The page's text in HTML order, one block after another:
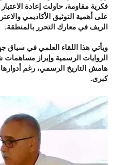
فكرية مقاومة، حاولت إعادة
على أهمية التوثيق الأكاديمي
الريف في معارك التحرر بالمنطقة.
ويأتي هذا اللقاء العلمي في سياق
الروايات الرسمية وإبراز
هامش التاريخ الرسمي، رغم
كبرى.